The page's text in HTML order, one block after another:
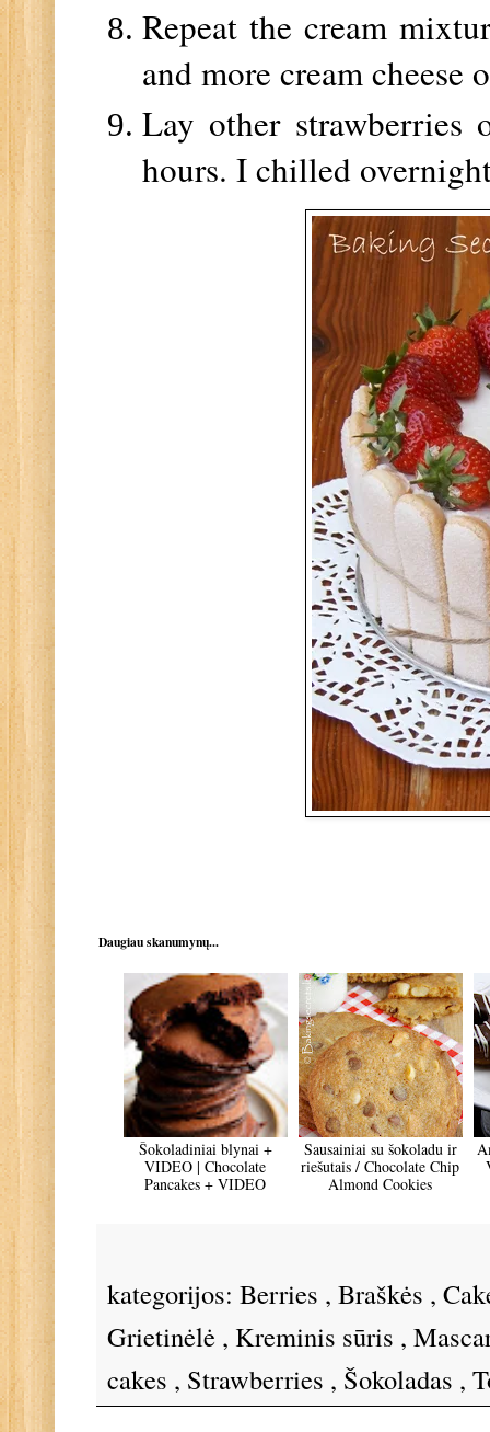
Repeat the cream
and more cream cheese
Lay other
hours. I chilled
Daugiau skanumynų...
Šokoladiniai blynai +
VIDEO | Chocolate
Pancakes + VIDEO
Sausainiai su šokoladu ir
riešutais / Chocolate Chip
Almond Cookies
kategorijos: Berries , Braškės ,
Grietinėlė , Kreminis sūris ,
cakes , Strawberries , Šokoladas ,